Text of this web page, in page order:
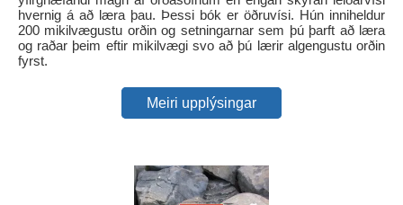
hvernig á að læra þau. Þessi bók er öðruvísi. Hún inniheldur
200 mikilvægustu orðin og setningarnar sem þú þarft að læra
og raðar þeim eftir mikilvægi svo að þú lærir algengustu orðin
fyrst.
Meiri upplýsingar